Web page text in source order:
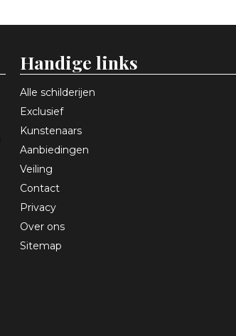
Handige links
Alle schilderijen
Exclusief
Kunstenaars
Aanbiedingen
Veiling
Contact
Privacy
Over ons
Sitemap